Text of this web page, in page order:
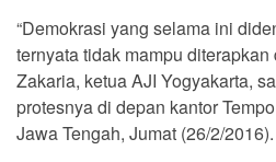
“Demokrasi yang selama ini
ternyata tidak mampu diterapkan
Zakaria, ketua AJI Yogyakarta,
protesnya di depan kantor
Jawa Tengah, Jumat (26/2/2016).